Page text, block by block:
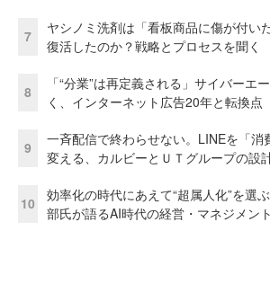
7
ヤシノミ洗剤は「看板商品に傷が付い
復活したのか？戦略とプロセスを聞く
8
「“分業”は再定義される」サイバーエ
く、インターネット広告20年と転換点
9
一斉配信で終わらせない。LINEを「消
変える、カルビーとＵＴグループの設
10
効率化の時代にあえて“超属人化”を
部氏が語るAI時代の経営・マネジメン